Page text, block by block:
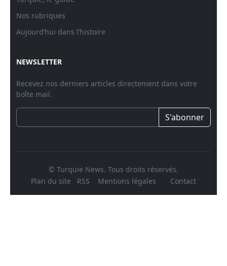
Nos rubriques
Aujourd’hui dans l’histoire
NEWSLETTER
Recevez nos derniers articles directement dans votre
boîte mail.
S'abonner
© Turquie News. Tous droits réservés.
Plan du site
RSS Mentions légales Contact